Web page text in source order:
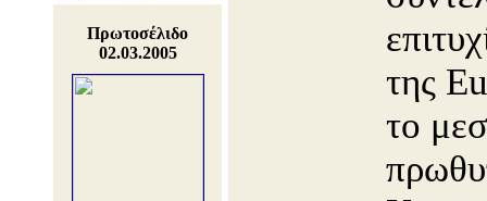
Πρωτοσέλιδο
02.03.2005
της
το